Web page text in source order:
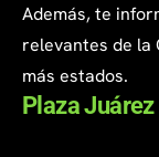
Además, te
relevantes de la
más estados.
Plaza Juárez